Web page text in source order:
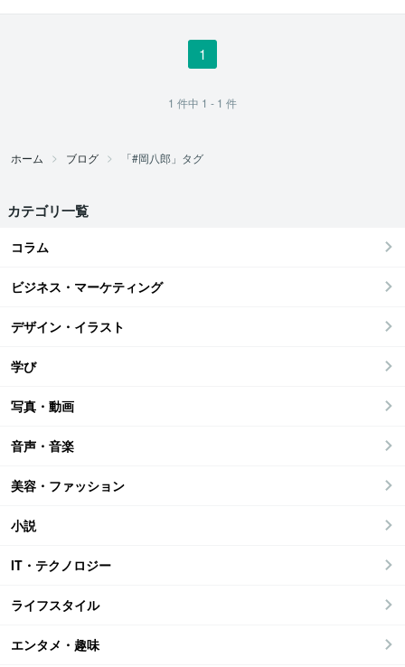
1
1 件中 1 - 1 件
ホーム ブログ 「#岡八郎」タグ
カテゴリ一覧
コラム
ビジネス・マーケティング
デザイン・イラスト
学び
写真・動画
音声・音楽
美容・ファッション
小説
IT・テクノロジー
ライフスタイル
エンタメ・趣味